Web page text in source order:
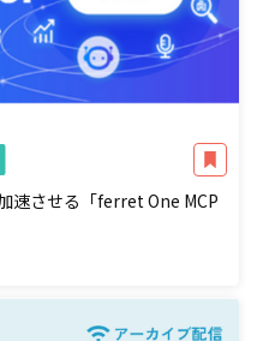
速させる「ferret One MCP